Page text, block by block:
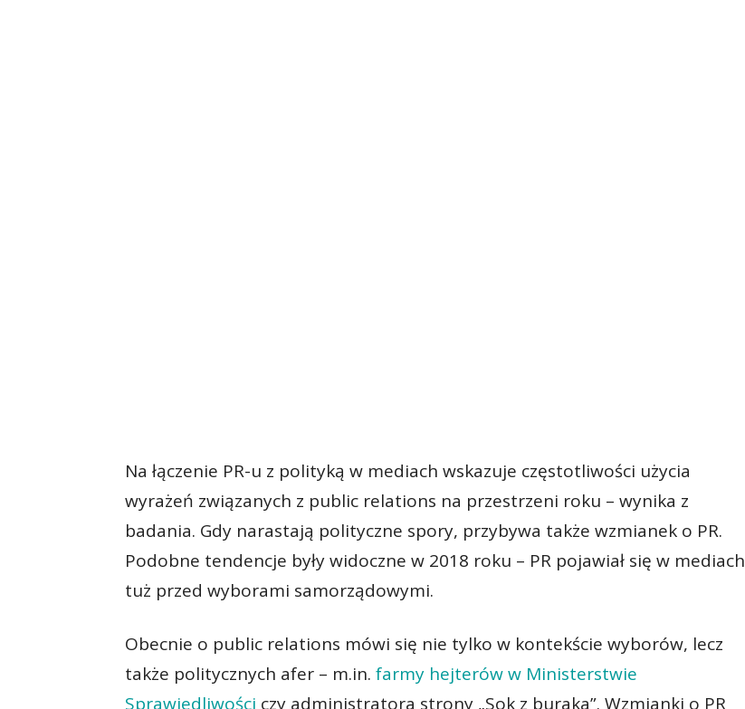
Na łączenie PR-u z polityką w mediach wskazuje częstotliwości użycia
wyrażeń związanych z public relations na przestrzeni roku – wynika z
badania. Gdy narastają polityczne spory, przybywa także wzmianek o PR.
Podobne tendencje były widoczne w 2018 roku – PR pojawiał się w mediach
tuż przed wyborami samorządowymi.
Obecnie o public relations mówi się nie tylko w kontekście wyborów, lecz
także politycznych afer – m.in. farmy hejterów w Ministerstwie
Sprawiedliwości czy administratora strony „Sok z buraka”. Wzmianki o PR